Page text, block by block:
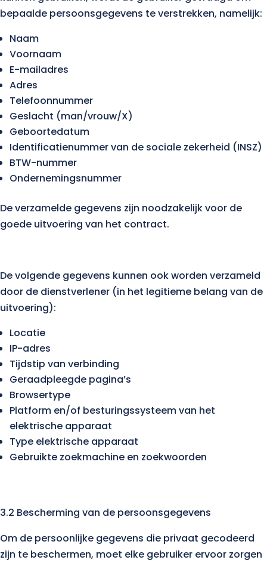
bepaalde persoonsgegevens te verstrekken, namelijk:
Naam
Voornaam
E-mailadres
Adres
Telefoonnummer
Geslacht (man/vrouw/X)
Geboortedatum
Identificatienummer van de sociale zekerheid (INSZ)
BTW-nummer
Ondernemingsnummer
De verzamelde gegevens zijn noodzakelijk voor de
goede uitvoering van het contract.
De volgende gegevens kunnen ook worden verzameld
door de dienstverlener (in het legitieme belang van de
uitvoering):
Locatie
IP-adres
Tijdstip van verbinding
Geraadpleegde pagina’s
Browsertype
Platform en/of besturingssysteem van het
elektrische apparaat
Type elektrische apparaat
Gebruikte zoekmachine en zoekwoorden
3.2 Bescherming van de persoonsgegevens
Om de persoonlijke gegevens die privaat gecodeerd
zijn te beschermen, moet elke gebruiker ervoor zorgen